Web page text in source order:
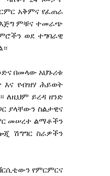
አቅምና የፈጠራ
ምቹና ተመራጭ
ወደ ተግባራዊ
በመላው አህጉሪቱ
እና የብዝሃ ሕይወት
ለዚህም ይረዳ ዘንድ
ያላቸውን ስልታዊና
መሠረተ ልማቶችን
ሽግግር ስራዎችን
የምርምርና